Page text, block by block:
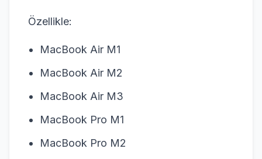
Özellikle:
MacBook Air M1
MacBook Air M2
MacBook Air M3
MacBook Pro M1
MacBook Pro M2